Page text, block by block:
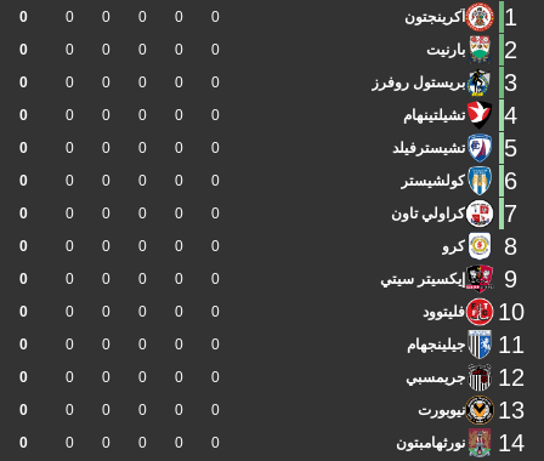
1 آكرينجتون 0
0
0
0
0
0
2 بارنيت 0
0
0
0
0
0
3 بريستول روفرز 0
0
0
0
0
0
4 تشيلتينهام 0
0
0
0
0
0
5 تشيسترفيلد 0
0
0
0
0
0
6 كولشيستر 0
0
0
0
0
0
7 كراولي تاون 0
0
0
0
0
0
8 كرو 0
0
0
0
0
0
9 إيكسيتر سيتي 0
0
0
0
0
0
10 فليتوود 0
0
0
0
0
0
11 جيلينجهام 0
0
0
0
0
0
12 جريمسبي 0
0
0
0
0
0
13 نيوبورت 0
0
0
0
0
0
14 نورثهامبتون 0
0
0
0
0
0